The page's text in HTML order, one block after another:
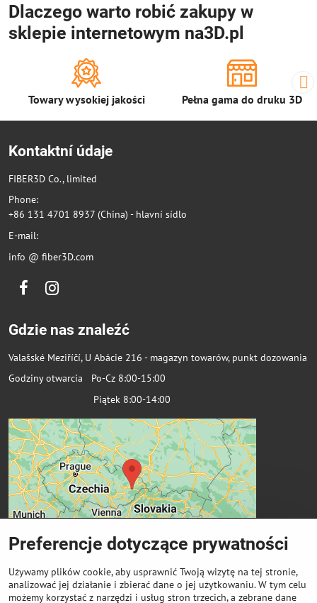
Dlaczego warto robić zakupy w
sklepie internetowym na3D.pl
Towary wysokiej jakości Pełna gama do druku 3D
Kontaktní údaje
FIBER3D Co., limited
Phone:
+86 131 4701 8937 (China) - hlavní sídlo
E-mail:
info @ fiber3D.com
FacebookInstagram
Gdzie nas znaleźć
Valašské Meziříčí, U Abácie 216 - magazyn towarów, punkt dozowania
Godziny otwarcia Po-Cz 8:00-15:00
Piątek 8:00-14:00
Preferencje dotyczące prywatności
Używamy plików cookie, aby usprawnić Twoją wizytę na tej stronie,
analizować jej działanie i zbierać dane o jej użytkowaniu. W tym celu
możemy korzystać z narzędzi i usług stron trzecich, a zebrane dane